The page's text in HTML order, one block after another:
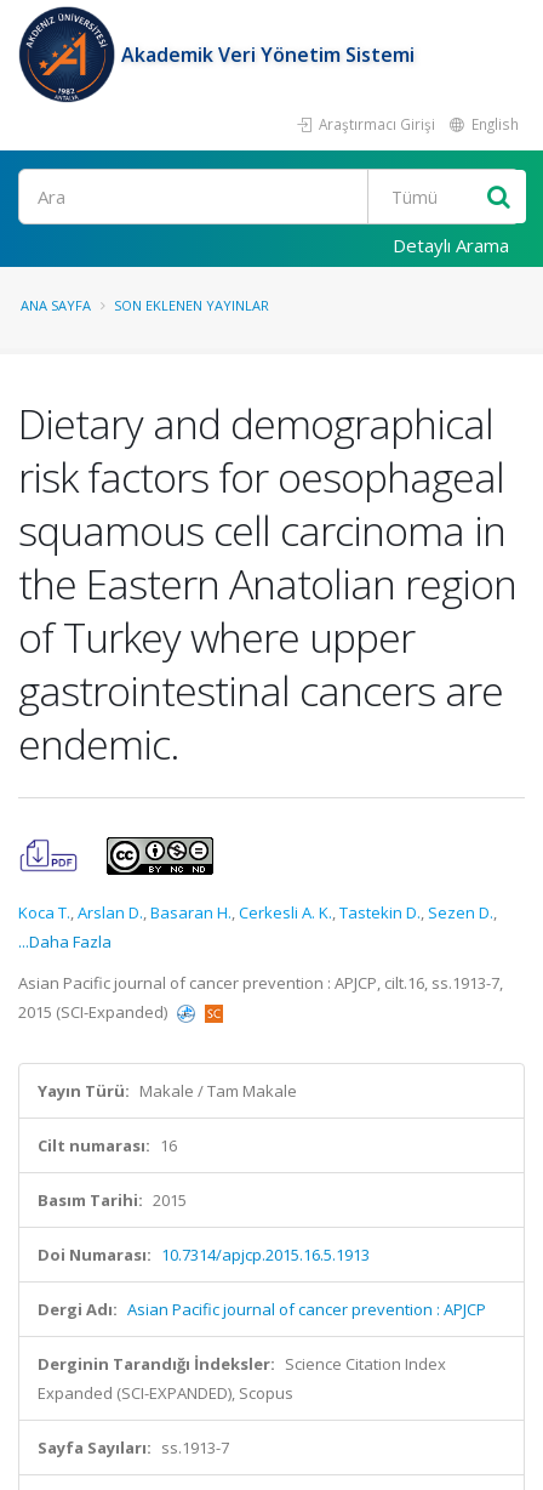
Akademik Veri Yönetim Sistemi
Araştırmacı Girişi English
Ara
Detaylı Arama
ANA SAYFA SON EKLENEN YAYINLAR
Dietary and demographical
risk factors for oesophageal
squamous cell carcinoma in
the Eastern Anatolian region
of Turkey where upper
gastrointestinal cancers are
endemic.
Koca T.,Arslan D.,Basaran H.,Cerkesli A. K.,Tastekin D., Sezen D.,
...Daha Fazla
Asian Pacific journal of cancer prevention : APJCP, cilt.16, ss.1913-7,
2015 (SCI-Expanded)
Yayın Türü: Makale / Tam Makale
Cilt numarası: 16
Basım Tarihi: 2015
Doi Numarası: 10.7314/apjcp.2015.16.5.1913
Dergi Adı: Asian Pacific journal of cancer prevention : APJCP
Derginin Tarandığı İndeksler: Science Citation Index
Expanded (SCI-EXPANDED), Scopus
Sayfa Sayıları: ss.1913-7